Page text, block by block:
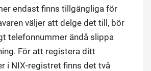
endast finns tillgängliga för
väljer att delge det till, bör
telefonnummer ändå slippa
För att registera ditt
i NIX-registret finns det två